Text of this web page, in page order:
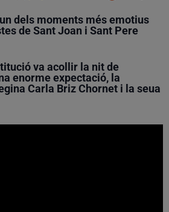
dels moments més emotius
de Sant Joan i Sant Pere
va acollir la nit de
enorme expectació, la
Carla Briz Chornet i la seua